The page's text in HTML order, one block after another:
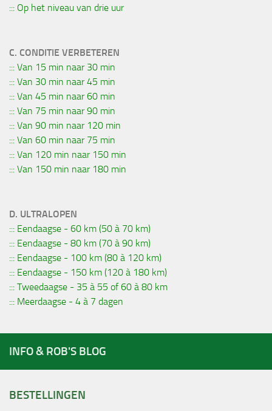
::: Op het niveau van drie uur
C. CONDITIE VERBETEREN
::: Van 15 min naar 30 min
::: Van 30 min naar 45 min
::: Van 45 min naar 60 min
::: Van 75 min naar 90 min
::: Van 90 min naar 120 min
::: Van 60 min naar 75 min
::: Van 120 min naar 150 min
::: Van 150 min naar 180 min
D. ULTRALOPEN
::: Eendaagse - 60 km (50 à 70 km)
::: Eendaagse - 80 km (70 à 90 km)
::: Eendaagse - 100 km (80 à 120 km)
::: Eendaagse - 150 km (120 à 180 km)
::: Tweedaagse - 35 à 55 of 60 à 80 km
::: Meerdaagse - 4 à 7 dagen
INFO & ROB'S BLOG
BESTELLINGEN